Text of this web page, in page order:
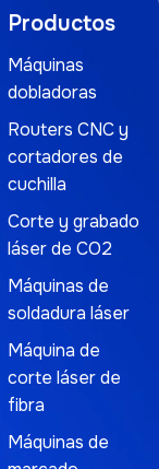
Productos
Máquinas
dobladoras
Routers CNC y
cortadores de
cuchilla
Corte y grabado
láser de CO2
Máquinas de
soldadura láser
Máquina de
corte láser de
fibra
Máquinas de